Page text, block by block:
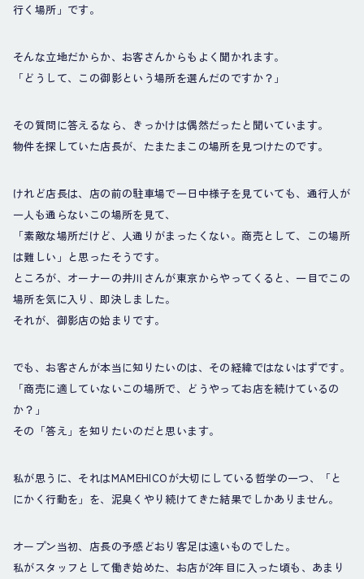
行く場所」です。
そんな立地だからか、お客さんからもよく聞かれます。
「どうして、この御影という場所を選んだのですか？」
その質問に答えるなら、きっかけは偶然だったと聞いています。
物件を探していた店長が、たまたまこの場所を見つけたのです。
けれど店長は、店の前の駐車場で一日中様子を見ていても、通行人が
一人も通らないこの場所を見て、
「素敵な場所だけど、人通りがまったくない。商売として、この場所
は難しい」と思ったそうです。
ところが、オーナーの井川さんが東京からやってくると、一目でこの
場所を気に入り、即決しました。
それが、御影店の始まりです。
でも、お客さんが本当に知りたいのは、その経緯ではないはずです。
「商売に適していないこの場所で、どうやってお店を続けているの
か？」
その「答え」を知りたいのだと思います。
私が思うに、それはMAMEHICOが大切にしている哲学の一つ、「と
にかく行動を」を、泥臭くやり続けてきた結果でしかありません。
オープン当初、店長の予感どおり客足は遠いものでした。
私がスタッフとして働き始めた、お店が2年目に入った頃も、あまり